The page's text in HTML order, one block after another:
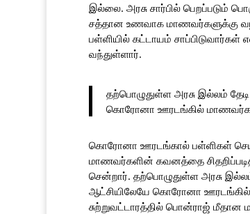
இல்லை. அரசு சார்பில் பெறப்படும்
சத்தான உணவாக மாணவர்களுக்கு
பள்ளியில் கட்டாயம்
வந்துள்ளார்.
தற்பொழுதுள்ள அரசு இல்லம்
கொரோனா ஊரடங்கில்
கொரோனா ஊரடங்கால் பள்ளிகள்
மாணவர்களின் கவனத்தை
சென்றார். தற்பொழுதுள்ள அரசு
ஆட்சியிலேயே கொரோனா ஊரடங்கில்
சுற்றுவட்டாரத்தில் பொன்ராஜ் மீதான